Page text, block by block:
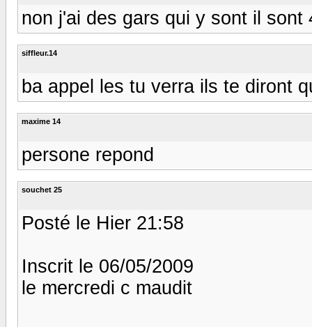
non j'ai des gars qui y sont il sont
siffleur.14
ba appel les tu verra ils te diront
maxime 14
persone repond
souchet 25
Posté le Hier 21:58
Inscrit le 06/05/2009
le mercredi c maudit